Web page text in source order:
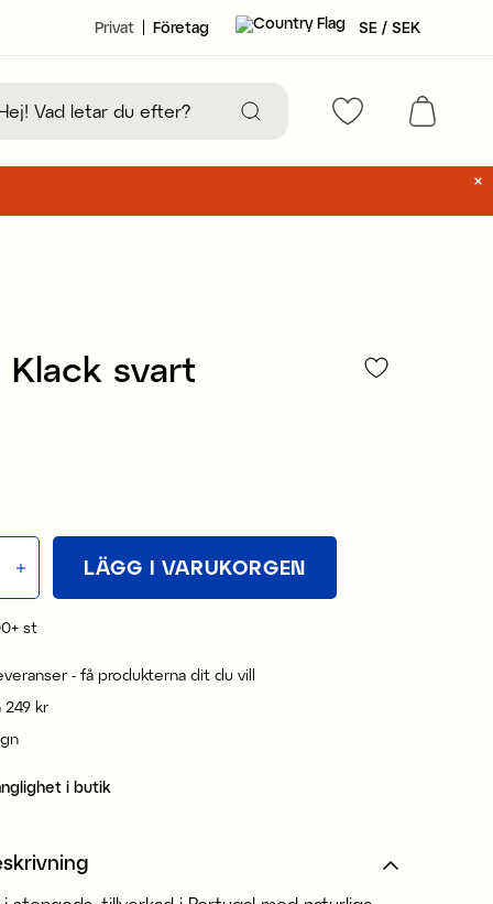
Privat Företag SE / SEK
Klack svart
kr
LÄGG I VARUKORGEN
st
- få produkterna dit du vill
249 kr
i butik